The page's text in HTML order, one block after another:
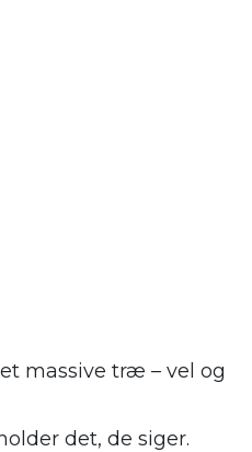
massive træ – vel og
det, de siger.